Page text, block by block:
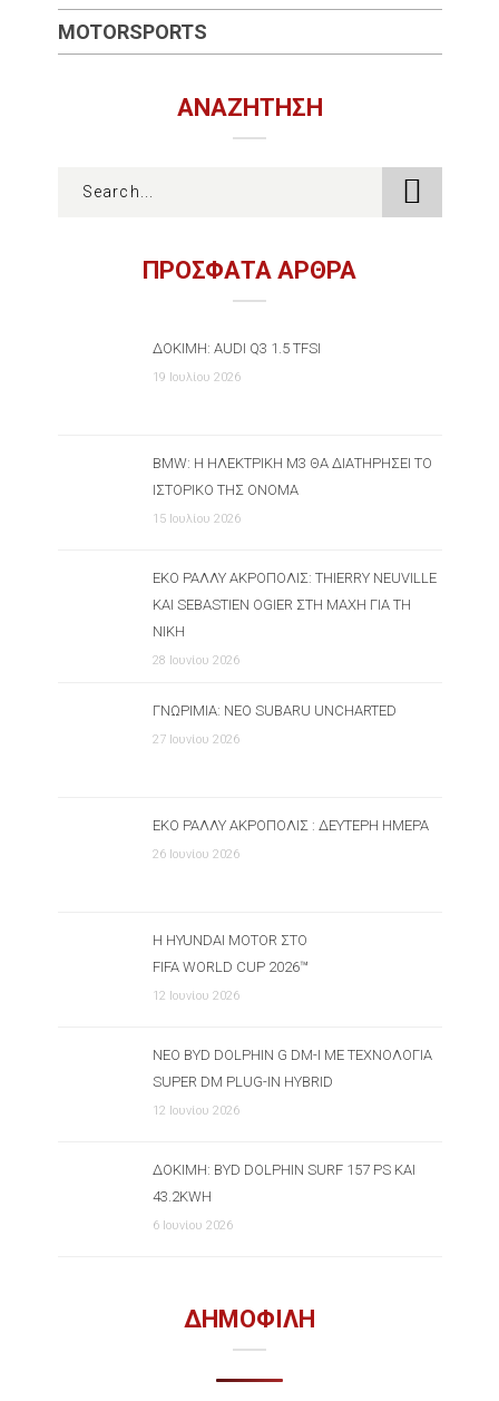
MOTORSPORTS
ΑΝΑΖΉΤΗΣΗ
ΠΡΟΣΦΑΤΑ ΑΡΘΡΑ
ΔΟΚΙΜΉ: AUDI Q3 1.5 TFSI
19 Ιουλίου 2026
BMW: Η ΗΛΕΚΤΡΙΚΉ M3 ΘΑ ΔΙΑΤΗΡΉΣΕΙ ΤΟ
ΙΣΤΟΡΙΚΌ ΤΗΣ ΌΝΟΜΑ
15 Ιουλίου 2026
ΕΚΟ ΡΆΛΛΥ ΑΚΡΌΠΟΛΙΣ: THIERRY NEUVILLE
ΚΑΙ SEBASTIEN OGIER ΣΤΗ ΜΆΧΗ ΓΙΑ ΤΗ
ΝΊΚΗ
28 Ιουνίου 2026
ΓΝΩΡΙΜΊΑ: ΝΈΟ SUBARU UNCHARTED
27 Ιουνίου 2026
ΕΚΟ ΡΆΛΛΥ ΑΚΡΌΠΟΛΙΣ : ΔΕΎΤΕΡΗ ΗΜΈΡΑ
26 Ιουνίου 2026
Η HYUNDAI MOTOR ΣΤΟ
FIFA WORLD CUP 2026™
12 Ιουνίου 2026
ΝΈΟ BYD DOLPHIN G DM-I ΜΕ ΤΕΧΝΟΛΟΓΊΑ
SUPER DM PLUG-IN HYBRID
12 Ιουνίου 2026
ΔΟΚΙΜΉ: BYD DOLPHIN SURF 157 PS ΚΑΙ
43.2KWH
6 Ιουνίου 2026
ΔΗΜΟΦΙΛΗ